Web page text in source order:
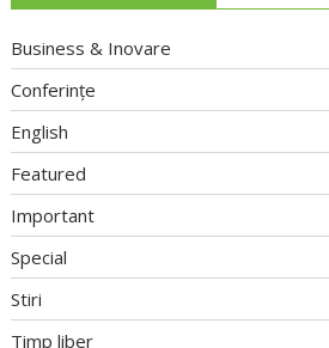
Business & Inovare
Conferințe
English
Featured
Important
Special
Stiri
Timp liber